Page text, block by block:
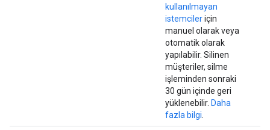
kullanılmayan
istemcileriçin
manuel olarak veya
otomatik olarak
yapılabilir. Silinen
müşteriler, silme
işleminden sonraki
30 gün içinde geri
yüklenebilir. Daha
fazla bilgi